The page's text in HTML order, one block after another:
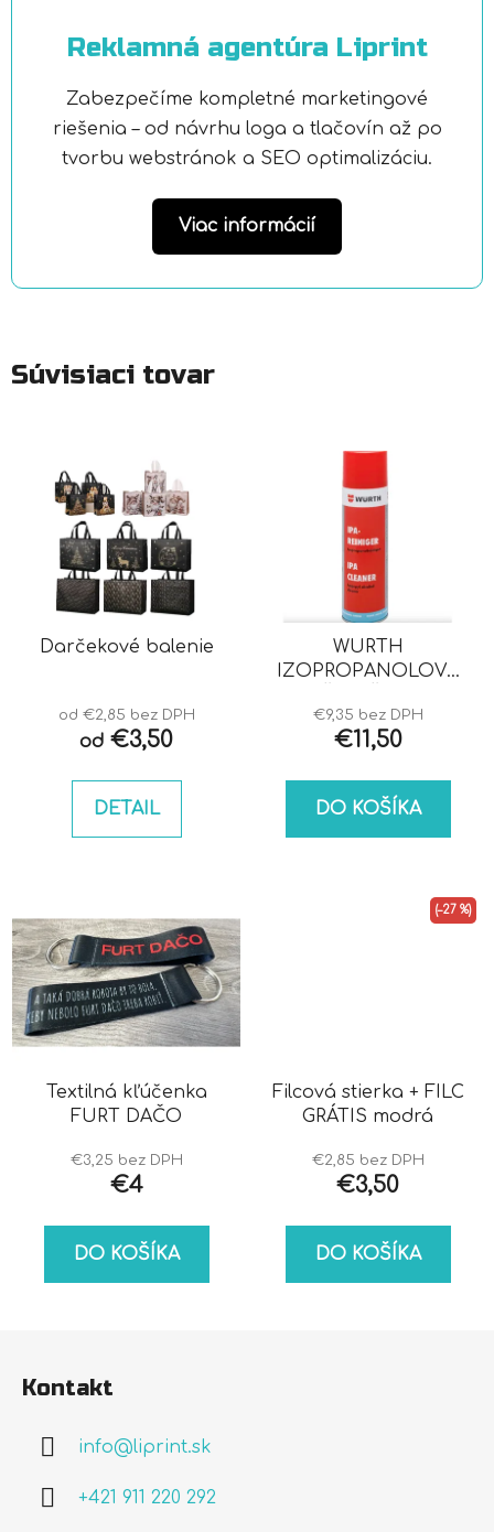
Reklamná agentúra Liprint
Zabezpečíme kompletné marketingové
riešenia – od návrhu loga a tlačovín až po
tvorbu webstránok a SEO optimalizáciu.
Viac informácií
Súvisiaci tovar
Darčekové balenie
od €2,85 bez DPH
od €3,50
DETAIL
WURTH
IZOPROPANOLOVÝ
€9,35 bez DPH
€11,50
DO KOŠÍKA
Textilná kľúčenka
FURT DAČO
€3,25 bez DPH
€4
DO KOŠÍKA
Filcová stierka + FILC
GRÁTIS modrá
€2,85 bez DPH
€3,50
(–27 %)
DO KOŠÍKA
Kontakt
info@liprint.sk
+421 911 220 292